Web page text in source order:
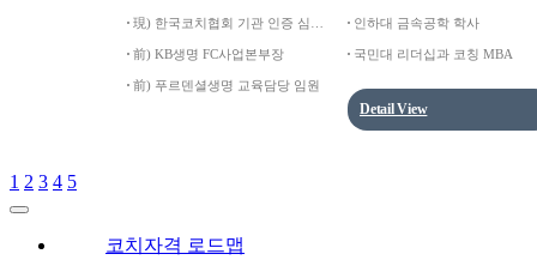
現) 한국코치협회 기관 인증 심사
前) KB생명 FC사업본부장
前) 푸르덴셜생명 교육담당 임원
인하대 금속공학 학사
국민대 리더십과 코칭 MBA
Detail View
1 2 3 4 5
코치자격 로드맵